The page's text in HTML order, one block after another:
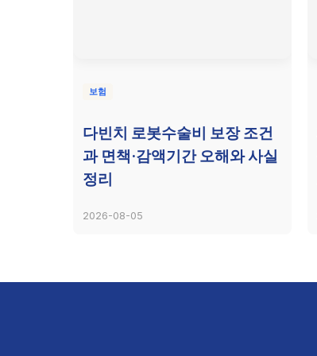
보험
다빈치 로봇수술비 보장 조건
과 면책·감액기간 오해와 사실
정리
2026-08-05